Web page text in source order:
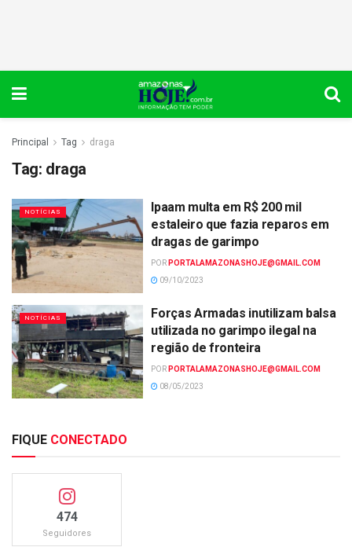
Principal Tag draga
Tag: draga
NOTÍCIAS
Ipaam multa em R$ 200 mil
estaleiro que fazia reparos em
dragas de garimpo
POR PORTALAMAZONASHOJE@GMAIL.COM
09/10/2023
NOTÍCIAS
Forças Armadas inutilizam balsa
utilizada no garimpo ilegal na
região de fronteira
POR PORTALAMAZONASHOJE@GMAIL.COM
08/05/2023
FIQUE CONECTADO
474
Seguidores